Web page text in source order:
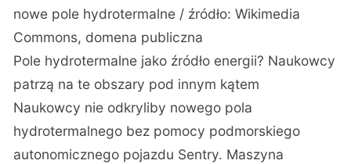
nowe pole hydrotermalne / źródło: Wikimedia
Commons, domena publiczna
Pole hydrotermalne jako źródło energii? Naukowcy
patrzą na te obszary pod innym kątem
Naukowcy nie odkryliby nowego pola
hydrotermalnego bez pomocy podmorskiego
autonomicznego pojazdu Sentry. Maszyna